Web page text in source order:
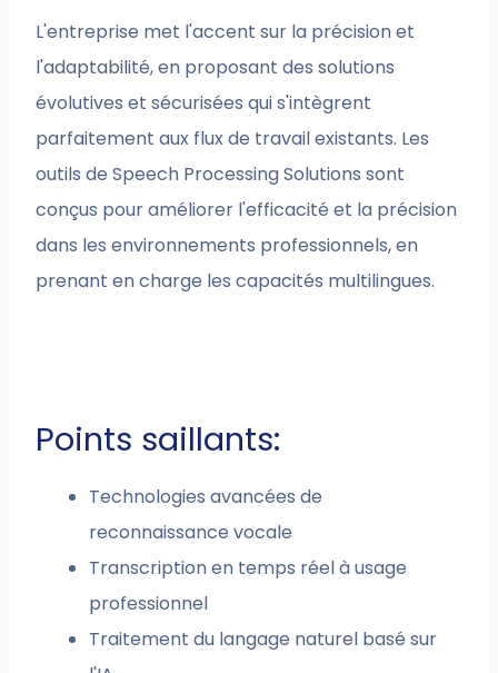
L'entreprise met l'accent sur la précision et
l'adaptabilité, en proposant des solutions
évolutives et sécurisées qui s'intègrent
parfaitement aux flux de travail existants. Les
outils de Speech Processing Solutions sont
conçus pour améliorer l'efficacité et la précision
dans les environnements professionnels, en
prenant en charge les capacités multilingues.
Points saillants:
Technologies avancées de
reconnaissance vocale
Transcription en temps réel à usage
professionnel
Traitement du langage naturel basé sur